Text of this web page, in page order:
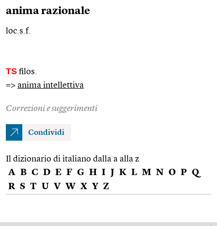
anima razionale
loc.s.f.
TS filos.
=> anima intellettiva
Correzioni e suggerimenti
Condividi
Il dizionario di italiano dalla a alla z
A B C D E F G H I J K L M N O P Q
R S T U V W X Y Z